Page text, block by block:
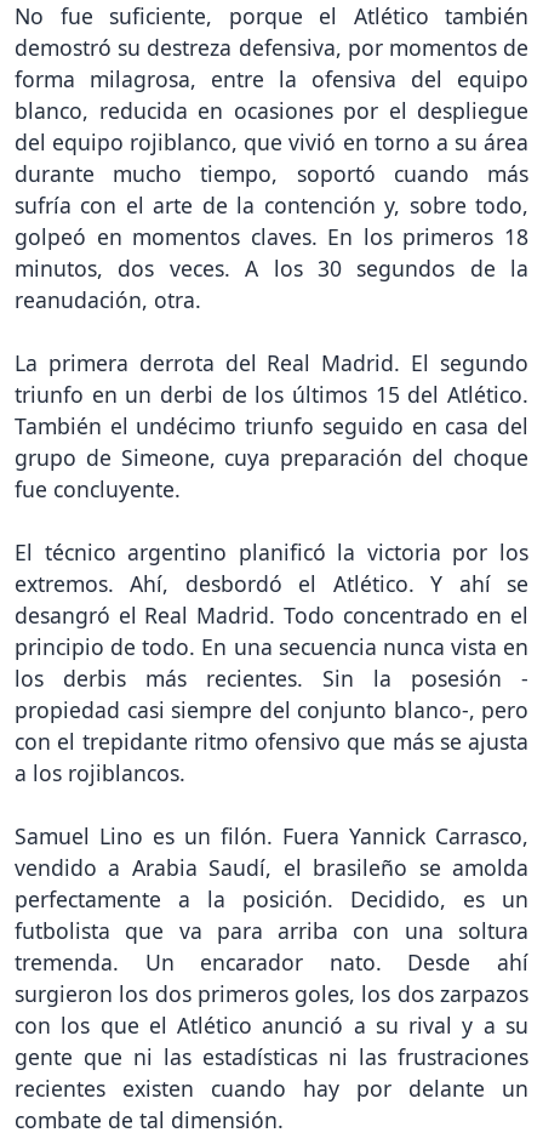
No fue suficiente, porque el Atlético también
demostró su destreza defensiva, por momentos de
forma milagrosa, entre la ofensiva del equipo
blanco, reducida en ocasiones por el despliegue
del equipo rojiblanco, que vivió en torno a su área
durante mucho tiempo, soportó cuando más
sufría con el arte de la contención y, sobre todo,
golpeó en momentos claves. En los primeros 18
minutos, dos veces. A los 30 segundos de la
reanudación, otra.
La primera derrota del Real Madrid. El segundo
triunfo en un derbi de los últimos 15 del Atlético.
También el undécimo triunfo seguido en casa del
grupo de Simeone, cuya preparación del choque
fue concluyente.
El técnico argentino planificó la victoria por los
extremos. Ahí, desbordó el Atlético. Y ahí se
desangró el Real Madrid. Todo concentrado en el
principio de todo. En una secuencia nunca vista en
los derbis más recientes. Sin la posesión -
propiedad casi siempre del conjunto blanco-, pero
con el trepidante ritmo ofensivo que más se ajusta
a los rojiblancos.
Samuel Lino es un filón. Fuera Yannick Carrasco,
vendido a Arabia Saudí, el brasileño se amolda
perfectamente a la posición. Decidido, es un
futbolista que va para arriba con una soltura
tremenda. Un encarador nato. Desde ahí
surgieron los dos primeros goles, los dos zarpazos
con los que el Atlético anunció a su rival y a su
gente que ni las estadísticas ni las frustraciones
recientes existen cuando hay por delante un
combate de tal dimensión.